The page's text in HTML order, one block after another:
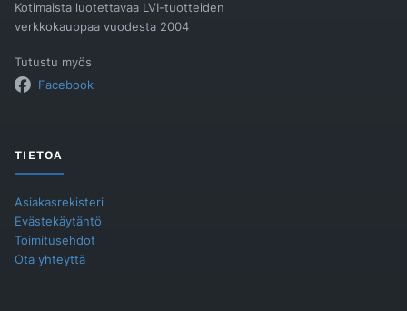
Kotimaista luotettavaa LVI-tuotteiden
verkkokauppaa vuodesta 2004
Tutustu myös
Facebook
TIETOA
Asiakasrekisteri
Evästekäytäntö
Toimitusehdot
Ota yhteyttä